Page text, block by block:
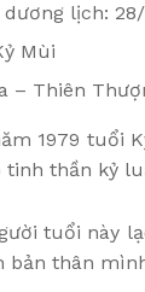
dương lịch:
Mùi
– Thiên
1979 tuổi
tinh thần kỷ
tuổi này
bản thân